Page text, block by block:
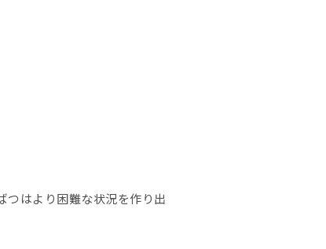
つはより困難な状況を作り出